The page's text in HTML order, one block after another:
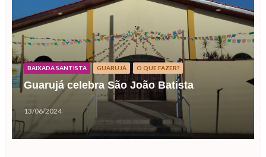
BAIXADA SANTISTA GUARUJÁ O QUE FAZER?
Guarujá celebra São João Batista
13/06/2024